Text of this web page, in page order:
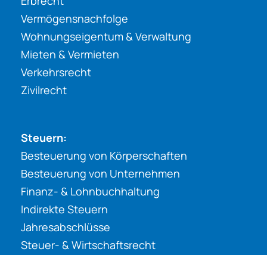
Vermögensnachfolge
Wohnungseigentum & Verwaltung
Mieten & Vermieten
Verkehrsrecht
Zivilrecht
Steuern:
Besteuerung von Körperschaften
Besteuerung von Unternehmen
Finanz- & Lohnbuchhaltung
Indirekte Steuern
Jahresabschlüsse
Steuer- & Wirtschaftsrecht